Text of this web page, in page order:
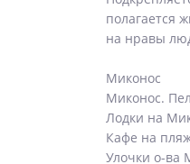
полагается
на нравы
Миконос
Миконос.
Лодки на
Кафе на
Улочки о-ва